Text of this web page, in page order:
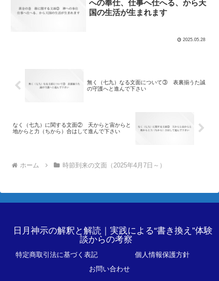
への奉仕、仕事へ仕へる、から天
国の生活が生まれます
2025.05.28
無く（七九）なる文面について③ 表裏揃うた誠
の守護へと進んで下さい
なく（七九）に関する文面② 天からと宙からと
地からと力（ちから）合はして進んで下さい
ホーム 時節到来の文面（2025年4月7日～）
日月神示の解釈と解読｜実践による“書き換え”体験
談からの考察
特定商取引法に基づく表記
個人情報保護方針
お問い合わせ